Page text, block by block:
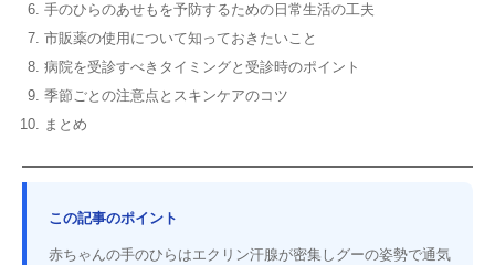
手のひらのあせもを予防するための日常生活の工夫
市販薬の使用について知っておきたいこと
病院を受診すべきタイミングと受診時のポイント
季節ごとの注意点とスキンケアのコツ
まとめ
この記事のポイント
赤ちゃんの手のひらはエクリン汗腺が密集しグーの姿勢で通気